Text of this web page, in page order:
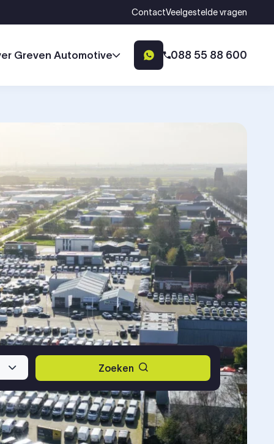
ContactVeelgestelde vragen
Greven Automotive 088 55 88 600
Zoeken